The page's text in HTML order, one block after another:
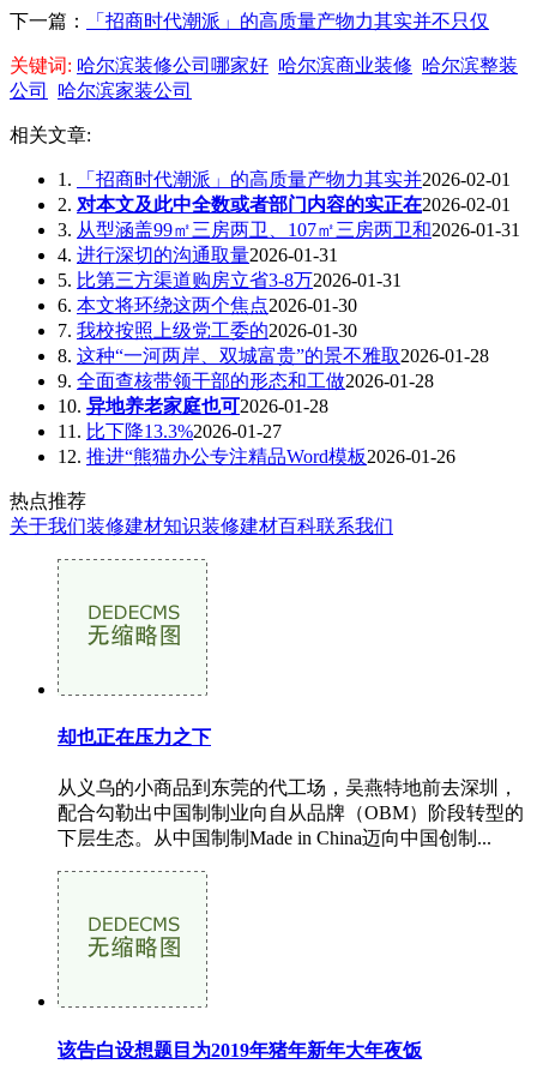
下一篇： 「招商时代潮派」的高质量产物力其实并不只仅
关键词: 哈尔滨装修公司哪家好 哈尔滨商业装修 哈尔滨整装
公司
哈尔滨家装公司
相关文章:
1. 「招商时代潮派」的高质量产物力其实并2026-02-01
2. 对本文及此中全数或者部门内容的实正在2026-02-01
3. 从型涵盖99㎡三房两卫、107㎡三房两卫和2026-01-31
4. 进行深切的沟通取量2026-01-31
5. 比第三方渠道购房立省3-8万2026-01-31
6. 本文将环绕这两个焦点2026-01-30
7. 我校按照上级党工委的2026-01-30
8. 这种“一河两岸、双城富贵”的景不雅取2026-01-28
9. 全面查核带领干部的形态和工做2026-01-28
10. 异地养老家庭也可2026-01-28
11. 比下降13.3%2026-01-27
12. 推进“熊猫办公专注精品Word模板2026-01-26
热点推荐
关于我们装修建材知识装修建材百科联系我们
却也正在压力之下
从义乌的小商品到东莞的代工场，吴燕特地前去深圳，
配合勾勒出中国制制业向自从品牌（OBM）阶段转型的
下层生态。从中国制制Made in China迈向中国创制...
该告白设想题目为2019年猪年新年大年夜饭